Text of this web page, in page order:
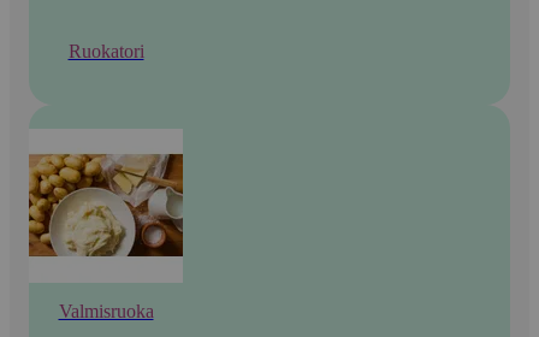
Ruokatori
Valmisruoka